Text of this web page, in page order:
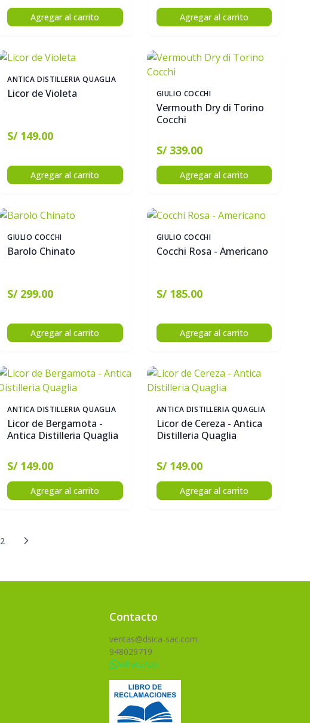
Agregar al carrito Agregar al carrito
ANTICA DISTILLERIA QUAGLIA
Licor de Violeta
S/ 149.00
Agregar al carrito
GIULIO COCCHI
Vermouth Dry di Torino
Cocchi
S/ 339.00
Agregar al carrito
GIULIO COCCHI
Barolo Chinato
S/ 299.00
Agregar al carrito
GIULIO COCCHI
Cocchi Rosa - Americano
S/ 185.00
Agregar al carrito
ANTICA DISTILLERIA QUAGLIA
Licor de Bergamota -
Antica Distilleria Quaglia
S/ 149.00
Agregar al carrito
ANTICA DISTILLERIA QUAGLIA
Licor de Cereza - Antica
Distilleria Quaglia
S/ 149.00
Agregar al carrito
2 Siguiente
Contacto
ventas@dsica-sac.com
948029719
WhatsApp